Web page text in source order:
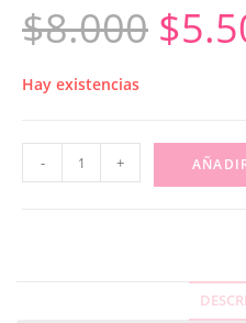
$8.000 $
Hay existencias
- +